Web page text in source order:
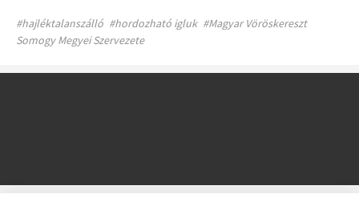
#hajléktalanszálló #hordozható igluk #Magyar Vöröskereszt
Somogy Megyei Szervezete